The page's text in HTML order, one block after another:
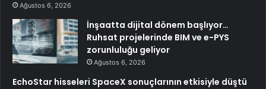
Ağustos 6, 2026
İnşaatta dijital dönem başlıyor…
Ruhsat projelerinde BIM ve e-PYS
zorunluluğu geliyor
Ağustos 6, 2026
EchoStar hisseleri SpaceX sonuçlarının etkisiyle düştü